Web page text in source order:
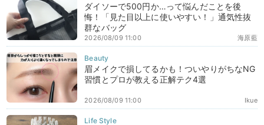
ダイソーで500円か…って悩んだことを後
悔！「見た目以上に使いやすい！」通気性抜
群なバッグ
海原藍
2026/08/09 11:00
眉メイクで損してるかも！ついやりがちなNG
習慣とプロが教える正解テク4選
Ikue
2026/08/09 11:00